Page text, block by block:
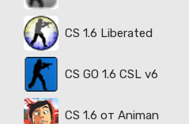
CS 1.6 Liberated
CS GO 1.6 CSL v6
CS 1.6 от Animan